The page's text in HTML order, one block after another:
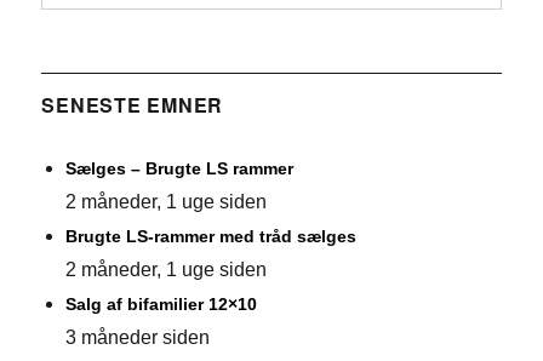
SENESTE EMNER
Sælges – Brugte LS rammer
2 måneder, 1 uge siden
Brugte LS-rammer med tråd sælges
2 måneder, 1 uge siden
Salg af bifamilier 12×10
3 måneder siden